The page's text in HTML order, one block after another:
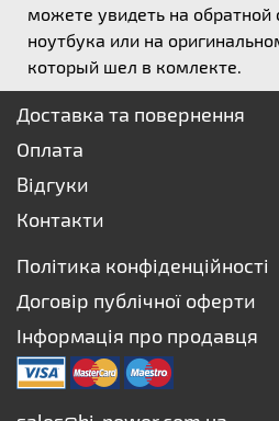
можете увидеть на
ноутбука или на
который шел в комлекте.
Доставка та повернення
Оплата
Відгуки
Контакти
Політика конфіденційності
Договір публічної оферти
Інформація про продавця